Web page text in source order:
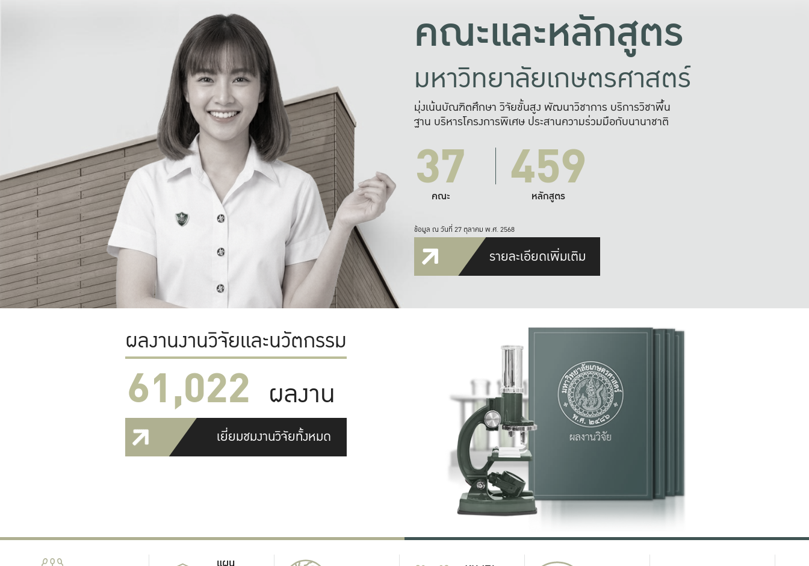
คณะและหลักสูตร
มหาวิทยาลัยเกษตรศาสตร์
มุ่งเน้นบัณฑิตศึกษา วิจัยขั้นสูง พัฒนาวิชาการ บริการวิชาพื้น
ฐาน บริหารโครงการพิเศษ ประสานความร่วมมือกับนานาชาติ
37
คณะ 459
หลักสูตร
ข้อมูล ณ วันที่ 27 ตุลาคม พ.ศ. 2568
รายละเอียดเพิ่มเติม
ผลงานงานวิจัยและนวัตกรรม
61,022 ผลงาน
เยี่ยมชมงานวิจัยทั้งหมด